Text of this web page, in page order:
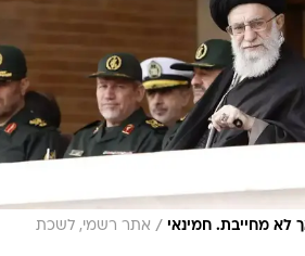
לא מחייבת. חמינאי / אתר רשמי, לשכת